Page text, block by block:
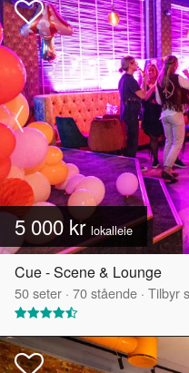
5 000 krlokalleie
Cue - Scene & Lounge
50seter · 70stående · Tilbyr